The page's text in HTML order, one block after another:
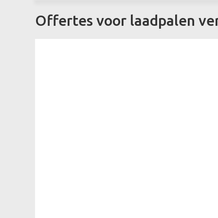
Offertes voor laadpalen